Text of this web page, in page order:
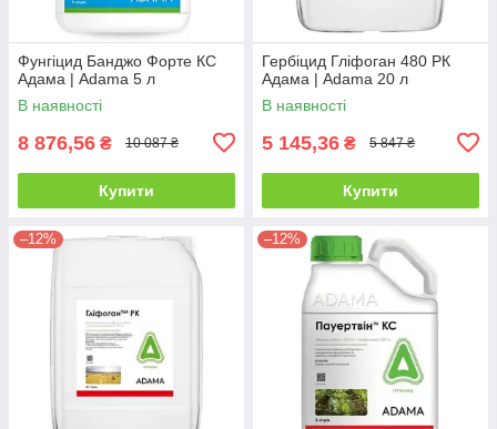
Фунгіцид Банджо Форте КС
Адама | Adama 5 л
В наявності
8 876,56 ₴ 10 087 ₴
Купити
Гербіцид Гліфоган 480 РК
Адама | Adama 20 л
В наявності
5 145,36 ₴ 5 847 ₴
Купити
–12% –12%